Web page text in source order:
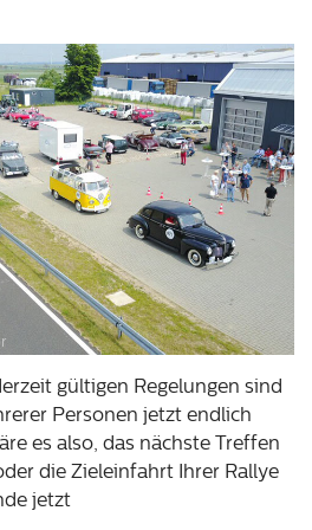
gültigen Regelungen sind
Personen jetzt endlich
es also, das nächste Treffen
die Zieleinfahrt Ihrer Rallye
jetzt